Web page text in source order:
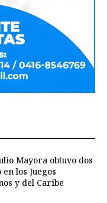
Mayora obtuvo dos
los Juegos
y del Caribe